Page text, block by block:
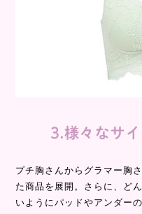
プチ胸さんからグラマー胸
た商品を展開。さらに、ど
いようにパッドやアンダー